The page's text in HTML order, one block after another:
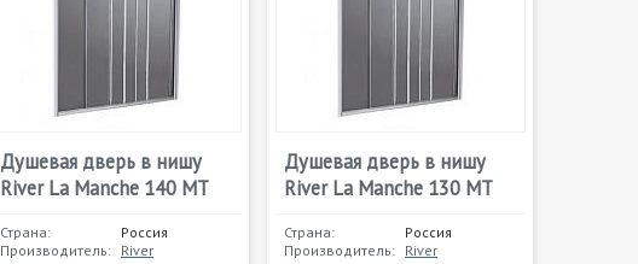
Душевая дверь в нишу
River La Manche 140 МТ
Страна:
Россия
Производитель: River
Душевая дверь в нишу
River La Manche 130 МТ
Страна:
Россия
Производитель: River